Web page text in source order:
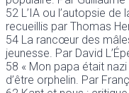
52 L’IA ou l’autopsie
recueillis par Thomas
54 La rancœur des
jeunesse. Par David
58 « Mon papa était
d’être orphelin. Par